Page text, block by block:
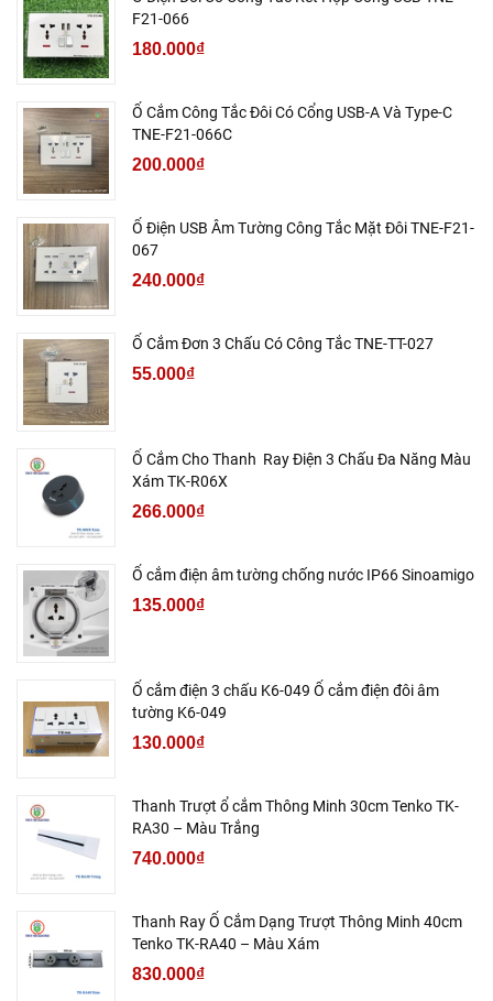
F21-066
180.000₫
Ổ Cắm Công Tắc Đôi Có Cổng USB-A Và Type-C
TNE-F21-066C
200.000₫
Ổ Điện USB Âm Tường Công Tắc Mặt Đôi TNE-F21-
067
240.000₫
Ổ Cắm Đơn 3 Chấu Có Công Tắc TNE-TT-027
55.000₫
Ổ Cắm Cho Thanh Ray Điện 3 Chấu Đa Năng Màu
Xám TK-R06X
266.000₫
Ổ cắm điện âm tường chống nước IP66 Sinoamigo
135.000₫
Ổ cắm điện 3 chấu K6-049 Ổ cắm điện đôi âm
tường K6-049
130.000₫
Thanh Trượt ổ cắm Thông Minh 30cm Tenko TK-
RA30 – Màu Trắng
740.000₫
Thanh Ray Ổ Cắm Dạng Trượt Thông Minh 40cm
Tenko TK-RA40 – Màu Xám
830.000₫